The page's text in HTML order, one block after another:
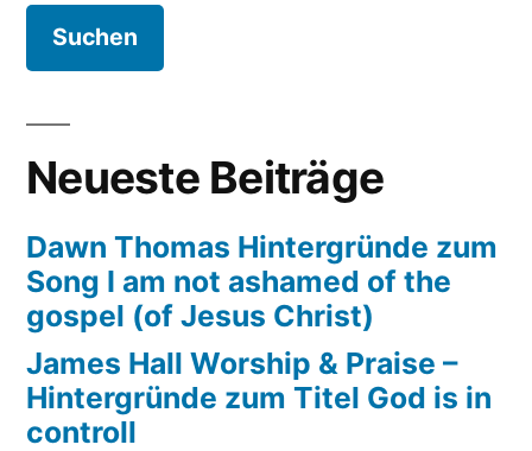
Neueste Beiträge
Dawn Thomas Hintergründe zum
Song I am not ashamed of the
gospel (of Jesus Christ)
James Hall Worship & Praise –
Hintergründe zum Titel God is in
controll